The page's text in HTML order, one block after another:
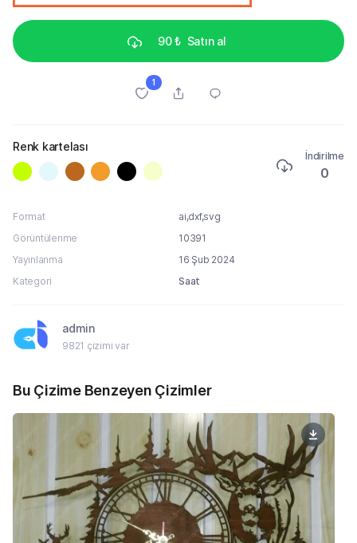
90 ₺ Satın al
1
Renk kartelası
İndirilme
0
Format
ai,dxf,svg
Görüntülenme
10391
Yayınlanma
16 Şub 2024
Kategori
Saat
admin
9821 çizimi var
Bu Çizime Benzeyen Çizimler